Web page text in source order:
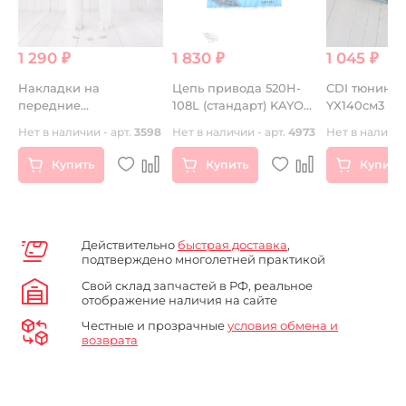
1 290 ₽
Накладки на
передние
белые FASTACE
Нет в наличии - арт. 3598
Купить
1 830 ₽
Цепь привода 520H-
108L (стандарт) KAYO
Нет в наличии - арт. 4973
Купить
1 045 ₽
CDI тюнинг
Нет в
Купить
Действительно быстрая доставка,
подтверждено многолетней практикой
Свой склад запчастей в РФ, реальное
отображение наличия на сайте
Честные и прозрачныеусловия обмена и
возврата